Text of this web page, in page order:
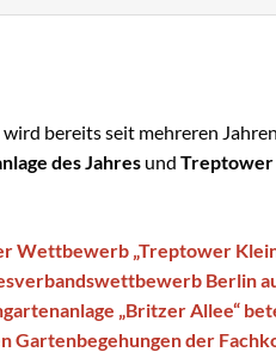
Parzellen
Gartentipp
bereits seit mehreren
des Jahres und Treptower
Wettbewerb „Treptower
Berlin
„Britzer Allee“
Gartenbegehungen der